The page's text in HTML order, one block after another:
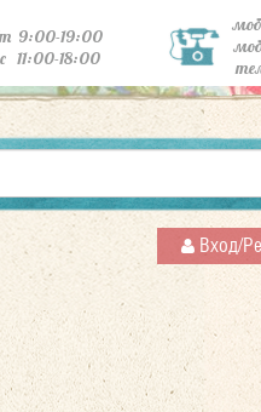
9:00-19:00
11:00-18:00
Вход/